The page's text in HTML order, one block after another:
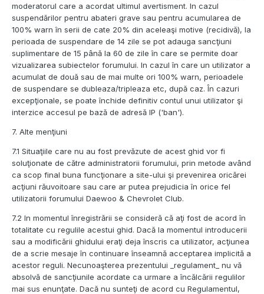
moderatorul care a acordat ultimul avertisment. In cazul
suspendărilor pentru abateri grave sau pentru acumularea de
100% warn în serii de cate 20% din aceleaşi motive (recidivă), la
perioada de suspendare de 14 zile se pot adauga sancţiuni
suplimentare de 15 până la 60 de zile în care se permite doar
vizualizarea subiectelor forumului. In cazul în care un utilizator a
acumulat de două sau de mai multe ori 100% warn, perioadele
de suspendare se dubleaza/tripleaza etc, după caz. În cazuri
excepţionale, se poate închide definitiv contul unui utilizator şi
interzice accesul pe bază de adresă IP ('ban').
7. Alte menţiuni
7.1 Situaţiile care nu au fost prevăzute de acest ghid vor fi
soluţionate de către administratorii forumului, prin metode având
ca scop final buna funcţionare a site-ului şi prevenirea oricărei
acţiuni răuvoitoare sau care ar putea prejudicia în orice fel
utilizatorii forumului Daewoo & Chevrolet Club.
7.2 In momentul înregistrării se consideră că aţi fost de acord în
totalitate cu regulile acestui ghid. Dacă la momentul introducerii
sau a modificării ghidului eraţi deja înscris ca utilizator, acţiunea
de a scrie mesaje în continuare înseamnă acceptarea implicită a
acestor reguli. Necunoaşterea prezentului _regulament_ nu vă
absolvă de sancţiunile acordate ca urmare a încălcării regulilor
mai sus enunţate. Dacă nu sunteţi de acord cu Regulamentul,